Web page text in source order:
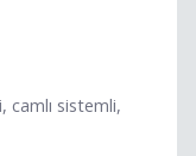
camlı sistemli,